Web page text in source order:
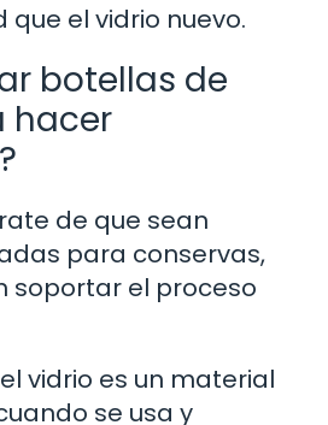
el vidrio nuevo.
botellas de
hacer
de que sean
para conservas,
soportar el proceso
vidrio es un material
se usa y